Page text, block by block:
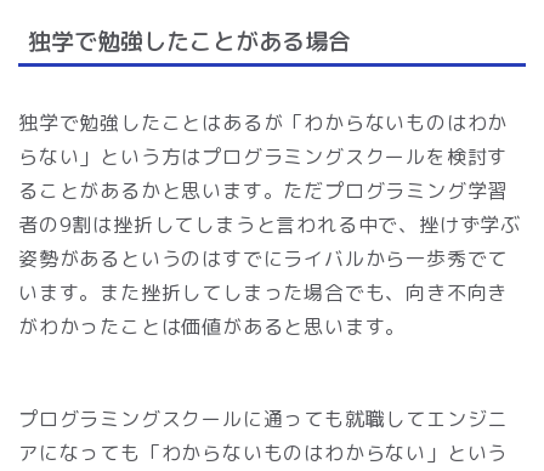
独学で勉強したことがある場合
独学で勉強したことはあるが「わからないものはわか
らない」という方はプログラミングスクールを検討す
ることがあるかと思います。ただプログラミング学習
者の9割は挫折してしまうと言われる中で、挫けず学ぶ
姿勢があるというのはすでにライバルから一歩秀でて
います。また挫折してしまった場合でも、向き不向き
がわかったことは価値があると思います。
プログラミングスクールに通っても就職してエンジニ
アになっても「わからないものはわからない」という